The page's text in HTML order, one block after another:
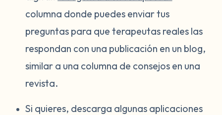
columna donde puedes enviar tus
preguntas para que terapeutas reales las
respondan con una publicación en un blog,
similar a una columna de consejos en una
revista.
Si quieres, descarga algunas aplicaciones